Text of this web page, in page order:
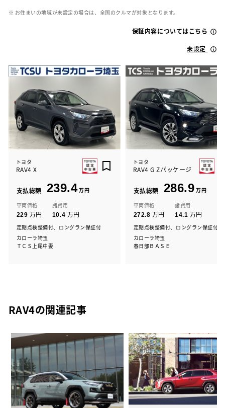
※ お住まいの地域が未設定の場合は、全国のクルマが対象となります。
保証内容についてはこちら
未設定
トヨタ
RAV4 X
支払総額 239.4万円
車両価格
229 万円
諸費用
10.4 万円
定期点検整備付、ロングラン保証付
カローラ埼玉
ＴＣＳ上尾中妻
トヨタ
RAV4 G Zパッケージ
支払総額 286.9 万円
車両価格
272.8 万円
諸費用
14.1 万円
定期点検整備付、ロングラン保証付
カローラ埼玉
春日部ＢＡＳＥ
RAV4の関連記事